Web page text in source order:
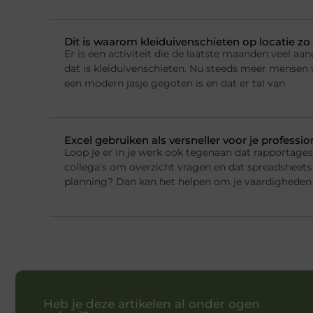
Dit is waarom kleiduivenschieten op locatie
Er is een activiteit die de laatste maanden veel
dat is kleiduivenschieten. Nu steeds meer
een modern jasje gegoten is en dat er tal van
Excel gebruiken als versneller voor je
Loop je er in je werk ook tegenaan dat
collega’s om overzicht vragen en dat
planning? Dan kan het helpen om je
Heb je deze artikelen al onder ogen